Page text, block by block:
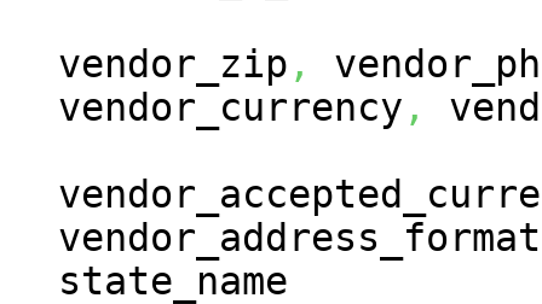
vendor_zip ,
vendor_currency ,
vendor_address_format
state_name